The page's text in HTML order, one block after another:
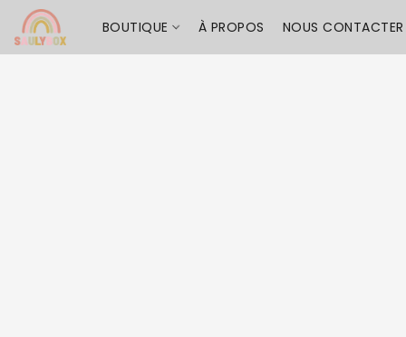
BOUTIQUE À PROPOS NOUS CONTACTER